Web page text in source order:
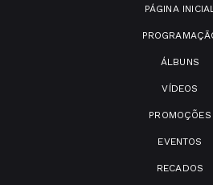
PÁGINA
ÁLBUNS
VÍDEOS
PROMOÇÕES
EVENTOS
RECADOS